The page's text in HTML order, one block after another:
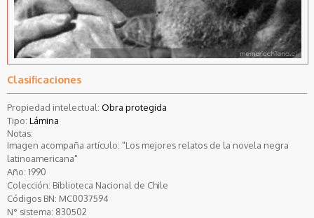
Clasificaciones
Propiedad intelectual: Obra protegida
Tipo: Lámina
Notas:
Imagen acompaña artículo: "Los mejores relatos de la novela negra
latinoamericana"
Año: 1990
Colección: Biblioteca Nacional de Chile
Códigos BN: MC0037594
N° sistema: 830502